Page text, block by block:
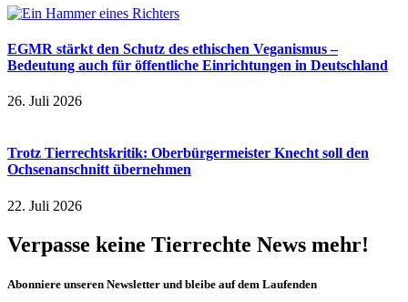
EGMR stärkt den Schutz des ethischen Veganismus –
Bedeutung auch für öffentliche Einrichtungen in Deutschland
26. Juli 2026
Trotz Tierrechtskritik: Oberbürgermeister Knecht soll den
Ochsenanschnitt übernehmen
22. Juli 2026
Verpasse keine Tierrechte News mehr!
Abonniere unseren Newsletter und bleibe auf dem Laufenden